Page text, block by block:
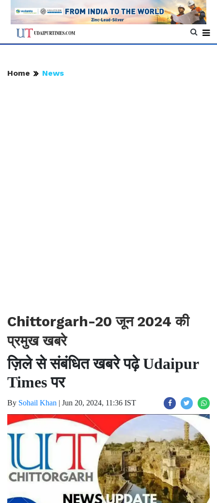
Home News
Chittorgarh-20 जून 2024 की
प्रमुख खबरे
ज़िले से संबंधित खबरे पढ़े Udaipur
Times पर
By Sohail Khan | Jun 20, 2024, 11:36 IST